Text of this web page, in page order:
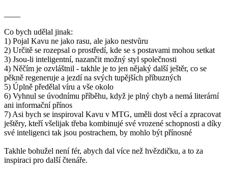
Co bych udělal jinak:
1) Pojal Kavu ne jako rasu, ale jako nestvůru
2) Určitě se rozepsal o prostředí, kde se s postavami mohou setkat
3) Jsou-li inteligentní, nazančit možný styl společnosti
4) Něčím je ozvláštnil - takhle je to jen nějaký další ještěr, co se
pěkně regeneruje a jezdí na svých tupějších příbuzných
5) Úplně předělal víru a vše okolo
6) Vyhnul se úvodnímu příběhu, když je plný chyb a nemá literární
ani informační přínos
7) Asi bych se inspiroval Kavu v MTG, uměli dost věcí a zpracovat
ještěry, kteří všelijak třeba kombinujé své vrozené schopnosti a díky
své inteligenci tak jsou postrachem, by mohlo být přínosné
Takhle bohužel není fér, abych dal více než hvězdičku, a to za
inspiraci pro další čtenáře.